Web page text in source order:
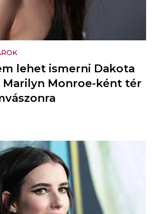
lehet ismerni Dakota
Marilyn Monroe-ként tér